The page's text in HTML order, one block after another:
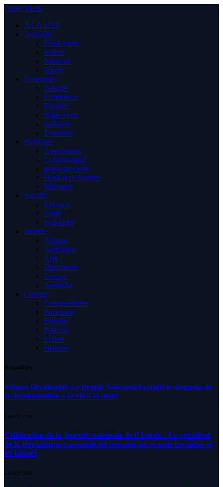
Close Menu
A LA UNE
Actualité
Flash Infos
Justice
National
Sports
Economie
Banque
Commerce
Finance
High-Tech
Industrie
Tourisme
Politique
Association
Communiqué
gouvernement
Droit de l’homme
Ministère
Société
Enfance
Santé
Solidarité
Monde
Afrique
Amérique
Asie
Diplomatie
Europe
Australia
Culture
Condoléances
Proximité
Famille
Podcast
Livres
Histoire
Actualités
Sahara Occidental: Le peuple Sahraoui brandit le drapeau de
la décolonisation à la vie à la mort
8 AOÛT 2026
Célébration de la journée nationale de l’Armée : Le président
de la République rassemble les retraités,les grands invalides et
les blessés
5 AOÛT 2026